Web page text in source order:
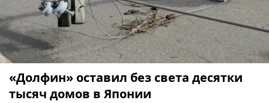
«Долфин» оставил без света десятки
тысяч домов в Японии